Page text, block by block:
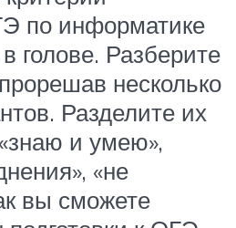
по информатике
голове. Разберите
несколько
Разделите их
и умею»,
«не
вы сможете